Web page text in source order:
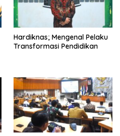
Hardiknas; Mengenal Pelaku
Transformasi Pendidikan